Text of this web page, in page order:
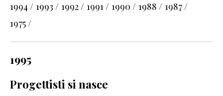
1994 / 1993 / 1992 / 1991 / 1990 / 1988 / 1987 /
1975 /
1995
Progettisti si nasce